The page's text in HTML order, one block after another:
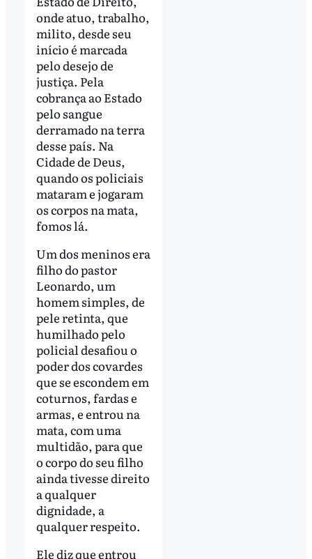
onde atuo, trabalho,
milito, desde seu
início é marcada
pelo desejo de
justiça. Pela
cobrança ao Estado
pelo sangue
derramado na terra
desse país. Na
Cidade de Deus,
quando os policiais
mataram e jogaram
os corpos na mata,
fomos lá.
Um dos meninos era
filho do pastor
Leonardo, um
homem simples, de
pele retinta, que
humilhado pelo
policial desafiou o
poder dos covardes
que se escondem em
coturnos, fardas e
armas, e entrou na
mata, com uma
multidão, para que
o corpo do seu filho
ainda tivesse direito
a qualquer
dignidade, a
qualquer respeito.
Ele diz que entrou